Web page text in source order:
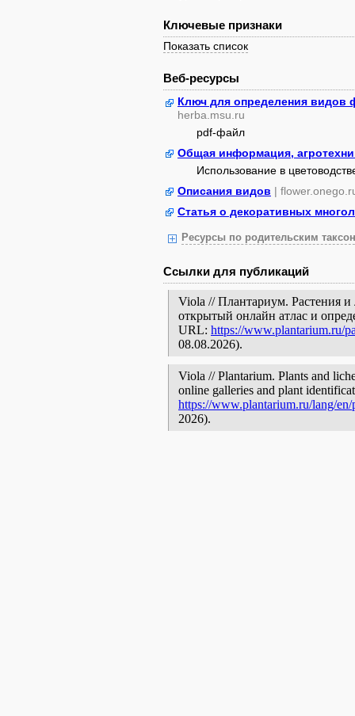
Ключевые признаки
Показать список
Веб-ресурсы
Ключ для определения видов
herba.msu.ru
pdf-файл
Общая информация,
Использование в
Описания видов |
Статья о декоративных
Ресурсы по родительским
Ссылки для публикаций
Viola // Плантариум. Растения
открытый онлайн атлас и
URL: https://www.plantarium.ru/
08.08.2026).
Viola // Plantarium. Plants and
online galleries and plant
https://www.plantarium.ru/lang/
2026).